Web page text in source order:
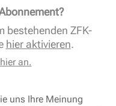
bestehenden ZFK-
hier aktivieren.
an.
uns Ihre Meinung